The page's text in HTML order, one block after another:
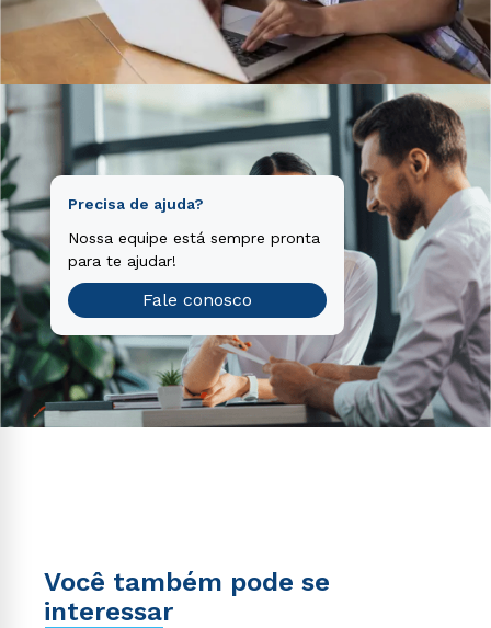
Precisa de ajuda?
Nossa equipe está sempre pronta
para te ajudar!
Fale conosco
Você também pode se
interessar